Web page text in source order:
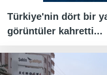
Türkiye'nin dört bir
görüntüler kahretti...